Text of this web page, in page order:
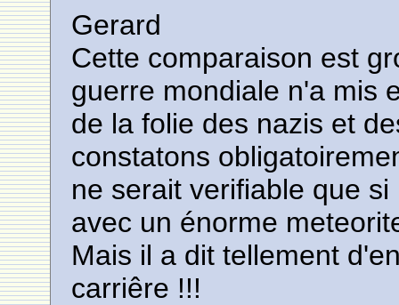
Gerard
Cette comparaison est
guerre mondiale n'a mis
de la folie des nazis et
constatons
ne serait verifiable que
avec un énorme
Mais il a dit tellement
carriêre !!!